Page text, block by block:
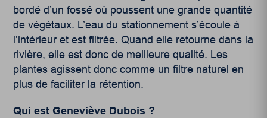
bordé d’un fossé où poussent une grande quantité
de végétaux. L’eau du stationnement s’écoule à
l’intérieur et est filtrée. Quand elle retourne dans la
rivière, elle est donc de meilleure qualité. Les
plantes agissent donc comme un filtre naturel en
plus de faciliter la rétention.
Qui est Geneviève Dubois ?